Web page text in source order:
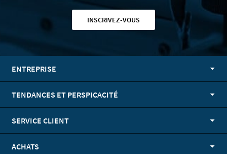
INSCRIVEZ-VOUS
ENTREPRISE
TENDANCES ET PERSPICACITÉ
SERVICE CLIENT
ACHATS